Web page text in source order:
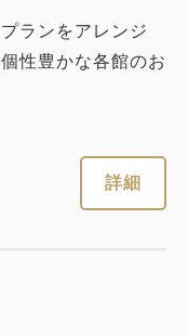
ランをアレンジ
性豊かな各館のお
詳細